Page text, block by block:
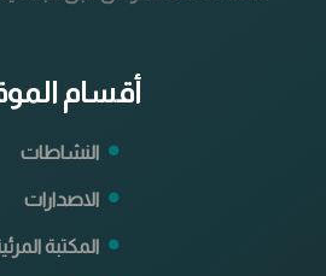
أقسام
النشاطات
الاصدارات
المكتبة